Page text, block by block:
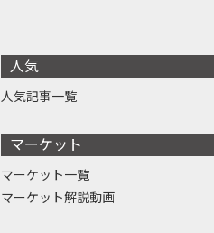
人気
人気記事一覧
マーケット
マーケット一覧
マーケット解説動画